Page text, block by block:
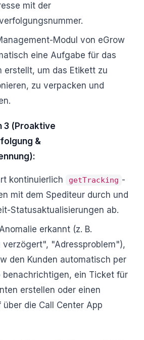
mit der
Modul von eGrow
eine Aufgabe für das
erstellt, um das Etikett zu
zu verpacken und
3 (Proaktive
&
kontinuierlich getTracking -
mit dem Spediteur durch und
Statusaktualisierungen ab.
erkannt (z. B.
verzögert", "Adressproblem"),
den Kunden automatisch per
benachrichtigen, ein Ticket für
erstellen oder einen
über die Call Center App